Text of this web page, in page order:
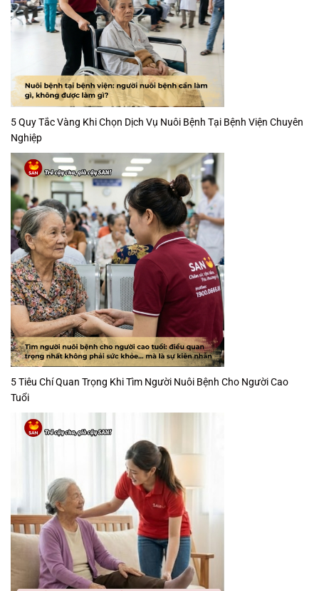
5 Quy Tắc Vàng Khi Chọn Dịch Vụ Nuôi Bệnh Tại Bệnh Viện Chuyên
Nghiệp
5 Tiêu Chí Quan Trọng Khi Tìm Người Nuôi Bệnh Cho Người Cao
Tuổi